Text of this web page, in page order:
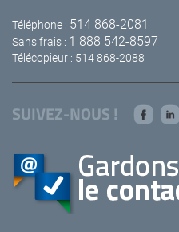
Téléphone : 514 868-2081
Sans frais : 1 888 542-8597
Télécopieur : 514 868-2088
SUIVEZ-NOUS !